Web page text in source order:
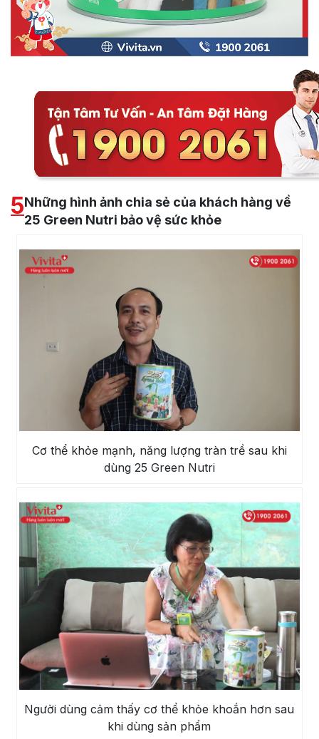
5Những hình ảnh chia sẻ của khách hàng về
25 Green Nutri bảo vệ sức khỏe
Cơ thể khỏe mạnh, năng lượng tràn trề sau khi
dùng 25 Green Nutri
Người dùng cảm thấy cơ thể khỏe khoắn hơn sau
khi dùng sản phẩm